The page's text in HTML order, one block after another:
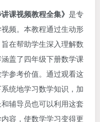
课视频教程全集》 是专
频。本教程通过生动形
在帮助学生深入理解数
盖了四年级下册数学课
参考价值。通过观看这
统地学习数学知识，加
辅导员也可以利用这套
容，使数学学习变得更